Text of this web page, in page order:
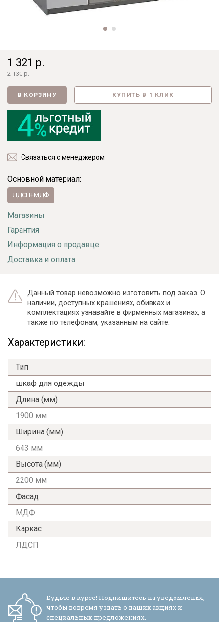
1 321 р.
2 130 р.
В КОРЗИНУ КУПИТЬ В 1 КЛИК
Связаться с менеджером
Основной материал:
ЛДСП+МДФ
Магазины
Гарантия
Информация о продавце
Доставка и оплата
Данный товар невозможно изготовить под заказ. О
наличии, доступных крашениях, обивках и
комплектациях узнавайте в фирменных магазинах, а
также по телефонам, указанным на сайте.
Характеристики:
Тип
шкаф для одежды
Длина (мм)
1900 мм
Ширина (мм)
643 мм
Высота (мм)
2200 мм
Фасад
МДФ
Каркас
ЛДСП
Будьте в курсе! Подпишитесь на уведомления,
чтобы вовремя узнать о наших акциях и
специальных предложениях.